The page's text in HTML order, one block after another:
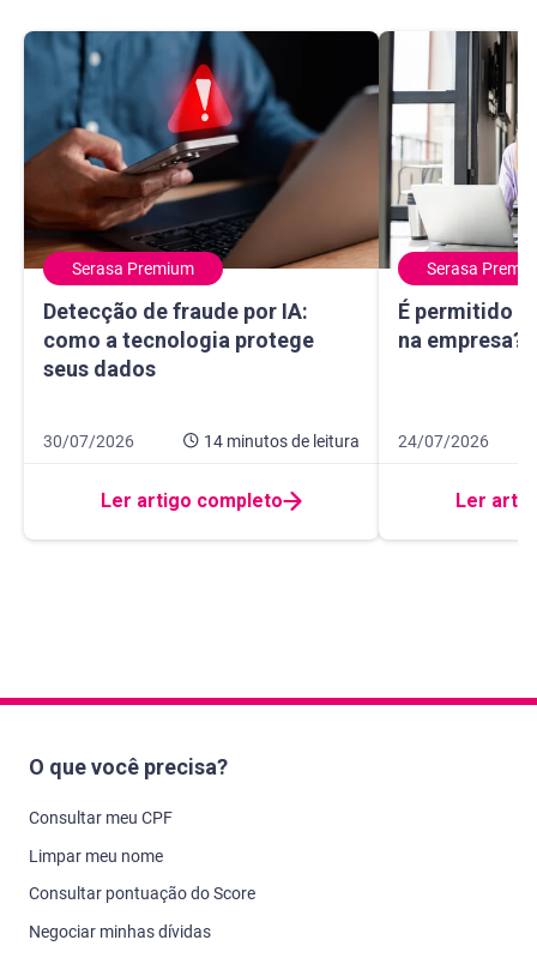
Serasa Premium
Detecção de fraude por IA:
como a tecnologia protege
seus dados
Detecção de fraude por IA: como a tecnologia protege
Data de publicação 30 de julho de 2026
30/07/2026 14 minutosde leitura
14 minutos de leitura
Ler artigo completo
Serasa
É permitido
na empresa?
É permitido
Data de
24/07/2026
9 minutos de
Ler
O que você precisa?
Consultar meu CPF
Limpar meu nome
Consultar pontuação do Score
Negociar minhas dívidas